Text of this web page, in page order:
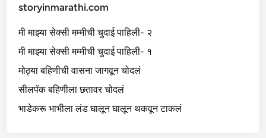
storyinmarathi.com
मी माझ्या सेक्सी मम्मीची चुदाई पाहिली- २
मी माझ्या सेक्सी मम्मीची चुदाई पाहिली- १
मोठ्या बहिणीची वासना जागवून चोदलं
सीलपॅक बहिणीला छतावर चोदलं
भाडेकरू भाभीला लंड घालून घालून थकवून टाकलं